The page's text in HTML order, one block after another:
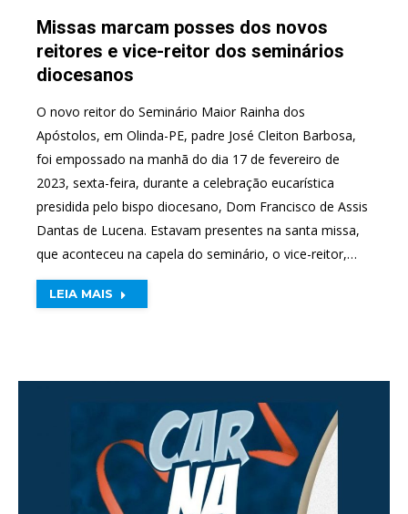
Missas marcam posses dos novos
reitores e vice-reitor dos seminários
diocesanos
O novo reitor do Seminário Maior Rainha dos
Apóstolos, em Olinda-PE, padre José Cleiton Barbosa,
foi empossado na manhã do dia 17 de fevereiro de
2023, sexta-feira, durante a celebração eucarística
presidida pelo bispo diocesano, Dom Francisco de Assis
Dantas de Lucena. Estavam presentes na santa missa,
que aconteceu na capela do seminário, o vice-reitor,…
LEIA MAIS